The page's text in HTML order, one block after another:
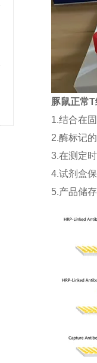
豚鼠正常
1.结合在
2.酶标记
3.在测定
4.试剂盒
5.产品储